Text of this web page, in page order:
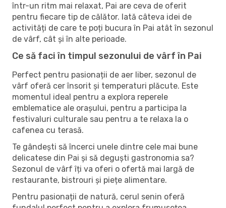
într-un ritm mai relaxat, Pai are ceva de oferit
pentru fiecare tip de călător. Iată câteva idei de
activități de care te poți bucura în Pai atât în ​​sezonul
de vârf, cât și în alte perioade.
Ce să faci în timpul sezonului de vârf în Pai
Perfect pentru pasionații de aer liber, sezonul de
vârf oferă cer însorit și temperaturi plăcute. Este
momentul ideal pentru a explora reperele
emblematice ale orașului, pentru a participa la
festivaluri culturale sau pentru a te relaxa la o
cafenea cu terasă.
Te gândești să încerci unele dintre cele mai bune
delicatese din Pai și să deguști gastronomia sa?
Sezonul de vârf îți va oferi o ofertă mai largă de
restaurante, bistrouri și piețe alimentare.
Pentru pasionații de natură, cerul senin oferă